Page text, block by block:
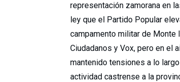
representación zamorana en
ley que el Partido Popular
campamento militar de Monte
Ciudadanos y Vox, pero en el
mantenido tensiones a lo
actividad castrense a la